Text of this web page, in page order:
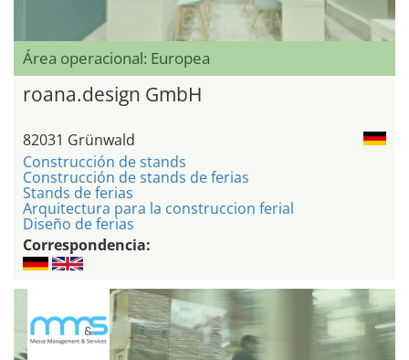
Área operacional: Europea
roana.design GmbH
82031 Grünwald
Construcción de stands
Construcción de stands de ferias
Stands de ferias
Arquitectura para la construccion ferial
Diseño de ferias
Correspondencia: